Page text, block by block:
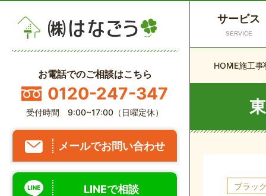
お電話でのご相談はこちら
0120-247-347
受付時間 9:00~17:00（日曜定休）
メールでお問い合わせ
LINEで相談
サービス
SERVICE
HOME施工事
ブラッ